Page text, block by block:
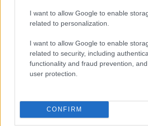
I want to allow Google to enable
related to personalization.
I want to allow Google to enable
related to security, including
functionality and fraud prevention,
user protection.
CONFIRM
A Rick's Café Podcast
Halloween közeledtével ismét a
középpontba és összesen kilenc